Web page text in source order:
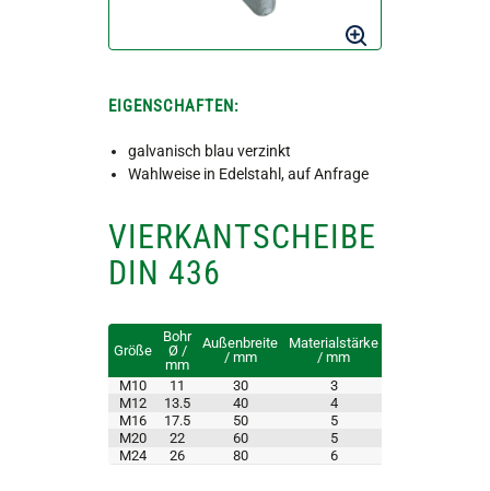
EIGENSCHAFTEN:
galvanisch blau verzinkt
Wahlweise in Edelstahl, auf Anfrage
VIERKANTSCHEIBE
DIN 436
Größe
Bohr
Ø /
mm
Außenbreite
/ mm
Materialstärke
/ mm
M10
11 30
3
M12
13.5 40
4
M16
17.5 50
5
M20
22 60
5
M24
26 80 6